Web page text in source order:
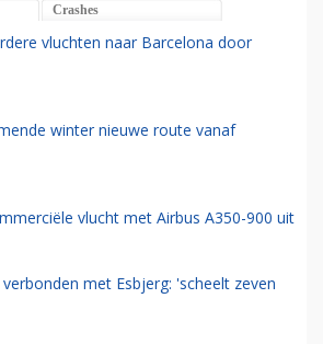
Crashes
vluchten naar Barcelona door
winter nieuwe route vanaf
vlucht met Airbus A350-900 uit
met Esbjerg: 'scheelt zeven